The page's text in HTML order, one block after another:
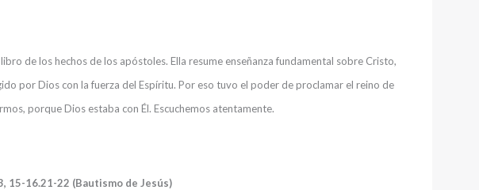
de los hechos de los apóstoles. Ella resume enseñanza fundamental sobre Cristo,
por Dios con la fuerza del Espíritu. Por eso tuvo el poder de proclamar el reino de
porque Dios estaba con Él. Escuchemos atentamente.
15-16.21-22 (Bautismo de Jesús)